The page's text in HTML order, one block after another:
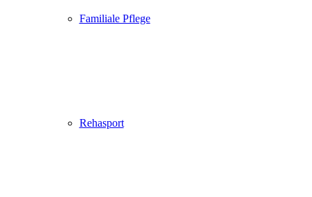
Familiale Pflege
Rehasport